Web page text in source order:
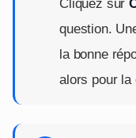
question.
la bonne
alors pour la